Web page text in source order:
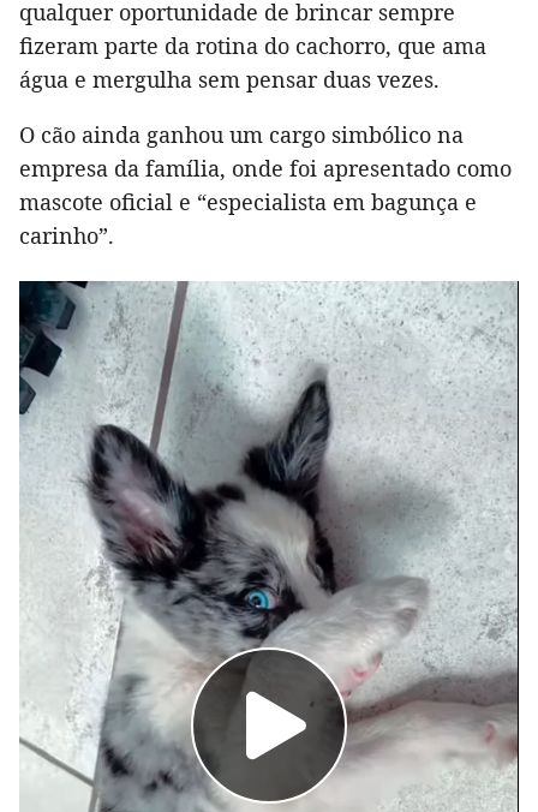
qualquer oportunidade de brincar sempre
fizeram parte da rotina do cachorro, que ama
água e mergulha sem pensar duas vezes.
O cão ainda ganhou um cargo simbólico na
empresa da família, onde foi apresentado como
mascote oficial e “especialista em bagunça e
carinho”.